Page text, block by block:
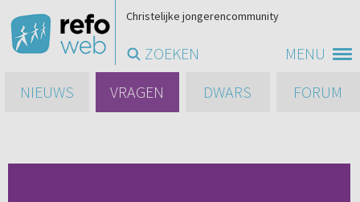
MENU
Christelijke jongerencommunity
ZOEKEN
NIEUWS
VRAGEN DWARS FORUM